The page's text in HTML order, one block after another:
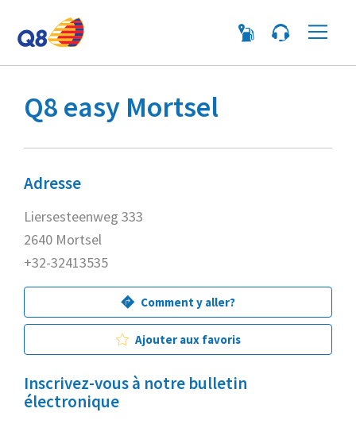
Q8 easy Mortsel
Adresse
Liersesteenweg 333
2640 Mortsel
+32-32413535
Comment y aller?
Ajouter aux favoris
Inscrivez-vous à notre bulletin
électronique